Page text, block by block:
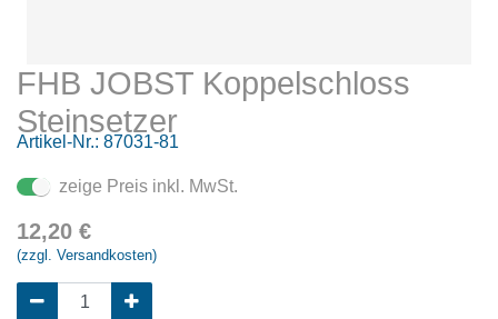
FHB JOBST Koppelschloss
Steinsetzer
Artikel-Nr.: 87031-81
zeige Preis inkl. MwSt.
12,20 €
(zzgl. Versandkosten)